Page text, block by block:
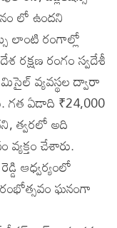
లో ఉందని
లాంటి రంగాల్లో
రంగం స్వదేశీ
మిసైల్ వ్యవస్థల ద్వారా
గత ఏడాది ₹24,000
త్వరలో అది
వ్యక్తం చేశారు.
ఆధ్వర్యంలో
ఘనంగా